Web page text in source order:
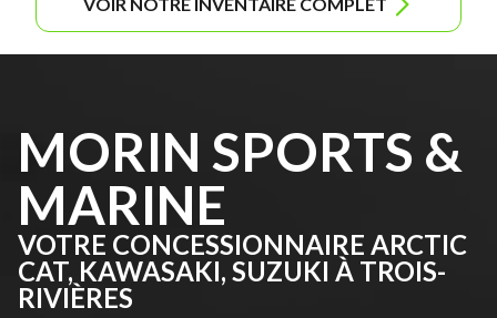
MORIN SPORTS &
MARINE
VOTRE CONCESSIONNAIRE ARCTIC
CAT, KAWASAKI, SUZUKI À TROIS-
RIVIÈRES